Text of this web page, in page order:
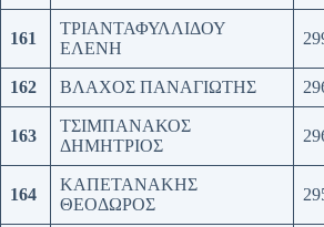
161
ΤΡΙΑΝΤΑΦΥΛΛΙΔΟΥ
ΕΛΕΝΗ
162 ΒΛΑΧΟΣ ΠΑΝΑΓΙΩΤΗΣ
163
ΤΣΙΜΠΑΝΑΚΟΣ
ΔΗΜΗΤΡΙΟΣ
164
ΚΑΠΕΤΑΝΑΚΗΣ
ΘΕΟΔΩΡΟΣ